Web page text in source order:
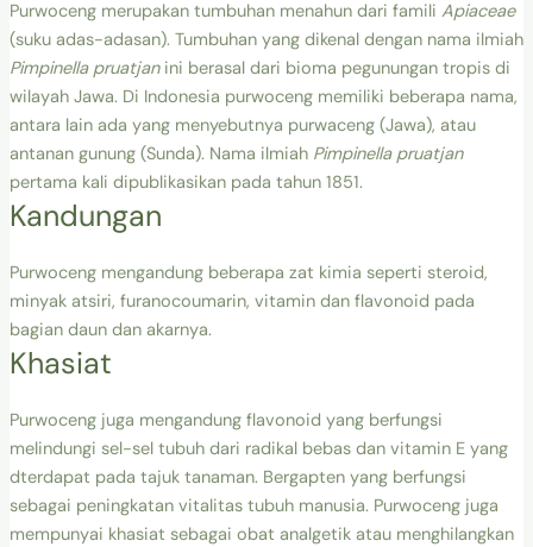
Purwoceng merupakan tumbuhan menahun dari famili Apiaceae
(suku adas-adasan). Tumbuhan yang dikenal dengan nama ilmiah
Pimpinella pruatjanini berasal dari bioma pegunungan tropis di
wilayah Jawa. Di Indonesia purwoceng memiliki beberapa nama,
antara lain ada yang menyebutnya purwaceng (Jawa), atau
antanan gunung (Sunda). Nama ilmiah Pimpinella pruatjan
pertama kali dipublikasikan pada tahun 1851.
Kandungan
Purwoceng mengandung beberapa zat kimia seperti steroid,
minyak atsiri, furanocoumarin, vitamin dan flavonoid pada
bagian daun dan akarnya.
Khasiat
Purwoceng juga mengandung flavonoid yang berfungsi
melindungi sel-sel tubuh dari radikal bebas dan vitamin E yang
dterdapat pada tajuk tanaman. Bergapten yang berfungsi
sebagai peningkatan vitalitas tubuh manusia. Purwoceng juga
mempunyai khasiat sebagai obat analgetik atau menghilangkan